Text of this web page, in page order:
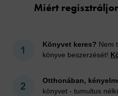
Miért
Könyvet keres? Nem
könyve beszerzését!
Otthonában,
könyvet - tumultus